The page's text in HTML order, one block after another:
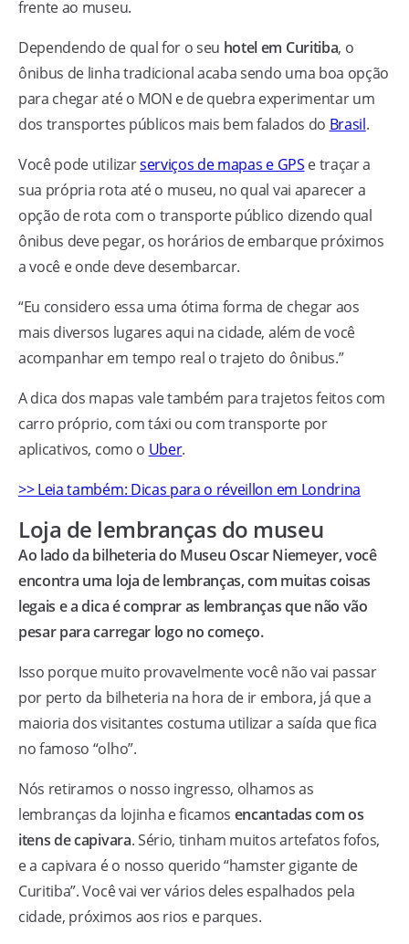
frente ao museu.
Dependendo de qual for o seu hotel em Curitiba, o
ônibus de linha tradicional acaba sendo uma boa opção
para chegar até o MON e de quebra experimentar um
dos transportes públicos mais bem falados do Brasil.
Você pode utilizarserviços de mapas e GPS e traçar a
sua própria rota até o museu, no qual vai aparecer a
opção de rota com o transporte público dizendo qual
ônibus deve pegar, os horários de embarque próximos
a você e onde deve desembarcar.
“Eu considero essa uma ótima forma de chegar aos
mais diversos lugares aqui na cidade, além de você
acompanhar em tempo real o trajeto do ônibus.”
A dica dos mapas vale também para trajetos feitos com
carro próprio, com táxi ou com transporte por
aplicativos, como o Uber.
>> Leia também: Dicas para o réveillon em Londrina
Loja de lembranças do museu
Ao lado da bilheteria do Museu Oscar Niemeyer, você
encontra uma loja de lembranças, com muitas coisas
legais e a dica é comprar as lembranças que não vão
pesar para carregar logo no começo.
Isso porque muito provavelmente você não vai passar
por perto da bilheteria na hora de ir embora, já que a
maioria dos visitantes costuma utilizar a saída que fica
no famoso “olho”.
Nós retiramos o nosso ingresso, olhamos as
lembranças da lojinha e ficamos encantadas com os
itens de capivara. Sério, tinham muitos artefatos fofos,
e a capivara é o nosso querido “hamster gigante de
Curitiba”. Você vai ver vários deles espalhados pela
cidade, próximos aos rios e parques.